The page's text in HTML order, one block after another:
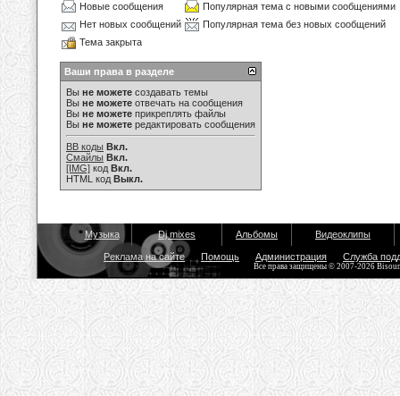
Новые сообщения
Популярная тема с новыми сообщениями
Нет новых сообщений
Популярная тема без новых сообщений
Тема закрыта
Ваши права в разделе
Вы не можете создавать темы
Вы не можете отвечать на сообщения
Вы не можете прикреплять файлы
Вы не можете редактировать сообщения
BB коды Вкл.
Смайлы Вкл.
[IMG] код Вкл.
HTML код Выкл.
Музыка Dj mixes Альбомы Видеоклипы
Реклама на сайте Помощь Администрация Служба
Все права защищены © 2007-2026